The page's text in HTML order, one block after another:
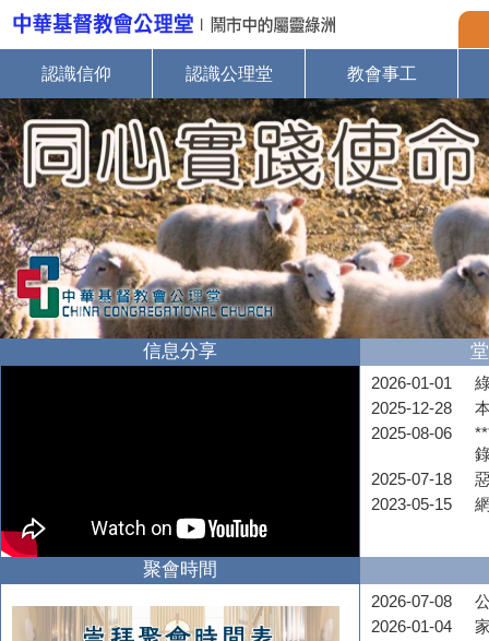
認識信仰 認識公理堂 教會事工
信息分享
2026-01-01
2025-12-28
2025-08-06
2025-07-18
2023-05-15
聚會時間
2026-07-08
2026-01-04